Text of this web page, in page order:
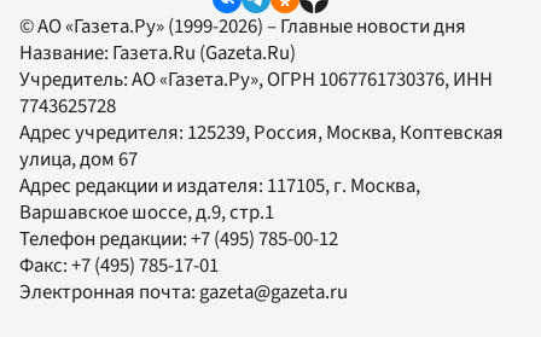
© АО «Газета.Ру» (1999-2026) – Главные новости дня
Название: Газета.Ru (Gazeta.Ru)
Учредитель:АО «Газета.Ру», ОГРН 1067761730376, ИНН
7743625728
Адрес учредителя: 125239, Россия, Москва, Коптевская
улица, дом 67
Адрес редакции и издателя: 117105, г. Москва,
Варшавское шоссе, д.9, стр.1
Телефон редакции:+7 (495) 785-00-12
Факс:+7 (495) 785-17-01
Электронная почта: gazeta@gazeta.ru